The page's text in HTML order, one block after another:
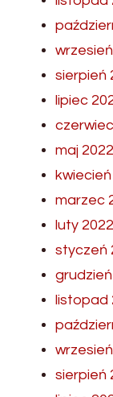
sierpień
lipiec
maj 2022
marzec
luty 2022
styczeń
grudzień
listopad
wrzesień
sierpień